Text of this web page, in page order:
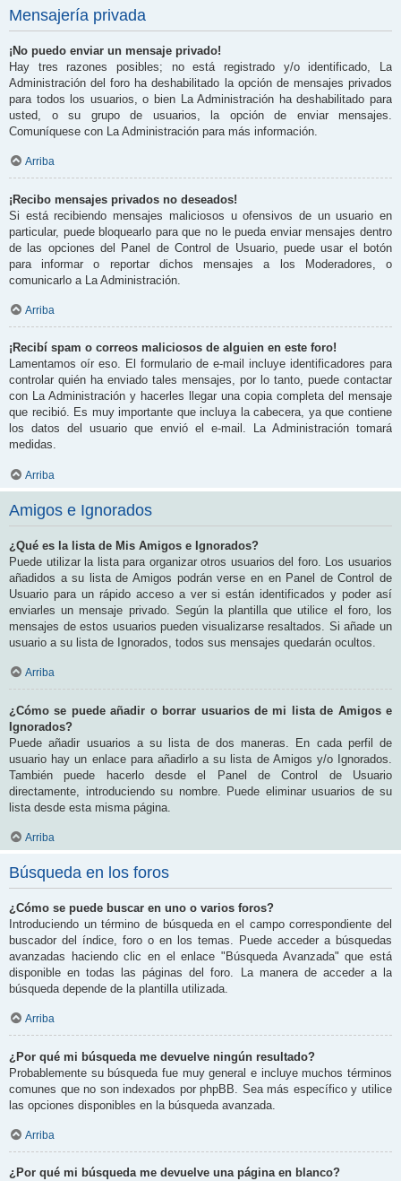
Mensajería privada
¡No puedo enviar un mensaje privado!
Hay tres razones posibles; no está registrado y/o identificado, La
Administración del foro ha deshabilitado la opción de mensajes privados
para todos los usuarios, o bien La Administración ha deshabilitado para
usted, o su grupo de usuarios, la opción de enviar mensajes.
Comuníquese con La Administración para más información.
Arriba
¡Recibo mensajes privados no deseados!
Si está recibiendo mensajes maliciosos u ofensivos de un usuario en
particular, puede bloquearlo para que no le pueda enviar mensajes dentro
de las opciones del Panel de Control de Usuario, puede usar el botón
para informar o reportar dichos mensajes a los Moderadores, o
comunicarlo a La Administración.
Arriba
¡Recibí spam o correos maliciosos de alguien en este foro!
Lamentamos oír eso. El formulario de e-mail incluye identificadores para
controlar quién ha enviado tales mensajes, por lo tanto, puede contactar
con La Administración y hacerles llegar una copia completa del mensaje
que recibió. Es muy importante que incluya la cabecera, ya que contiene
los datos del usuario que envió el e-mail. La Administración tomará
medidas.
Arriba
Amigos e Ignorados
¿Qué es la lista de Mis Amigos e Ignorados?
Puede utilizar la lista para organizar otros usuarios del foro. Los usuarios
añadidos a su lista de Amigos podrán verse en en Panel de Control de
Usuario para un rápido acceso a ver si están identificados y poder así
enviarles un mensaje privado. Según la plantilla que utilice el foro, los
mensajes de estos usuarios pueden visualizarse resaltados. Si añade un
usuario a su lista de Ignorados, todos sus mensajes quedarán ocultos.
Arriba
¿Cómo se puede añadir o borrar usuarios de mi lista de Amigos e
Ignorados?
Puede añadir usuarios a su lista de dos maneras. En cada perfil de
usuario hay un enlace para añadirlo a su lista de Amigos y/o Ignorados.
También puede hacerlo desde el Panel de Control de Usuario
directamente, introduciendo su nombre. Puede eliminar usuarios de su
lista desde esta misma página.
Arriba
Búsqueda en los foros
¿Cómo se puede buscar en uno o varios foros?
Introduciendo un término de búsqueda en el campo correspondiente del
buscador del índice, foro o en los temas. Puede acceder a búsquedas
avanzadas haciendo clic en el enlace "Búsqueda Avanzada" que está
disponible en todas las páginas del foro. La manera de acceder a la
búsqueda depende de la plantilla utilizada.
Arriba
¿Por qué mi búsqueda me devuelve ningún resultado?
Probablemente su búsqueda fue muy general e incluye muchos términos
comunes que no son indexados por phpBB. Sea más específico y utilice
las opciones disponibles en la búsqueda avanzada.
Arriba
¿Por qué mi búsqueda me devuelve una página en blanco?